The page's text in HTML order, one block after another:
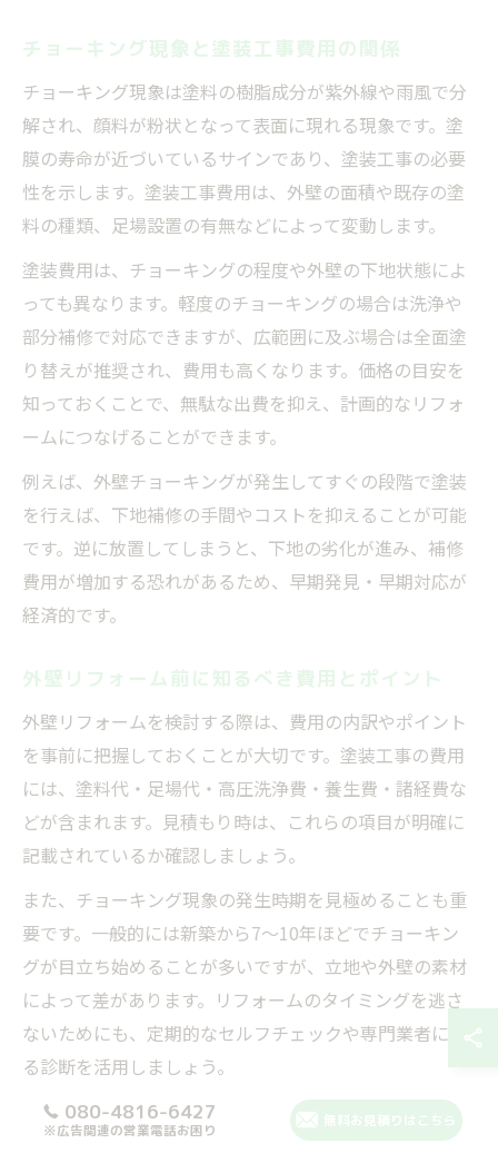
チョーキング現象と塗装工事費用の関係
チョーキング現象は塗料の樹脂成分が紫外線や雨風で分
解され、顔料が粉状となって表面に現れる現象です。塗
膜の寿命が近づいているサインであり、塗装工事の必要
性を示します。塗装工事費用は、外壁の面積や既存の塗
料の種類、足場設置の有無などによって変動します。
塗装費用は、チョーキングの程度や外壁の下地状態によ
っても異なります。軽度のチョーキングの場合は洗浄や
部分補修で対応できますが、広範囲に及ぶ場合は全面塗
り替えが推奨され、費用も高くなります。価格の目安を
知っておくことで、無駄な出費を抑え、計画的なリフォ
ームにつなげることができます。
例えば、外壁チョーキングが発生してすぐの段階で塗装
を行えば、下地補修の手間やコストを抑えることが可能
です。逆に放置してしまうと、下地の劣化が進み、補修
費用が増加する恐れがあるため、早期発見・早期対応が
経済的です。
外壁リフォーム前に知るべき費用とポイント
外壁リフォームを検討する際は、費用の内訳やポイント
を事前に把握しておくことが大切です。塗装工事の費用
には、塗料代・足場代・高圧洗浄費・養生費・諸経費な
どが含まれます。見積もり時は、これらの項目が明確に
記載されているか確認しましょう。
また、チョーキング現象の発生時期を見極めることも重
要です。一般的には新築から7～10年ほどでチョーキン
グが目立ち始めることが多いですが、立地や外壁の素材
によって差があります。リフォームのタイミングを逃さ
ないためにも、定期的なセルフチェックや専門業者によ
る診断を活用しましょう。
さらに、費用を抑えたい場合は複数業者から相見積もり
を取ることが有効です。業者選定の際は、保証内容や過
080-4816-6427
※広告関連の営業電話お困り
無料お見積りはこちら